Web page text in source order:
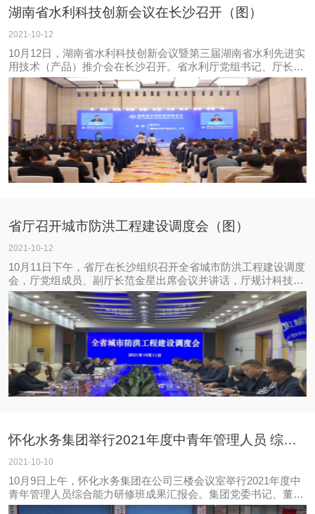
湖南省水利科技创新会议在长沙召开（图）
2021-10-12
10月12日，湖南省水利科技创新会议暨第三届湖南省水利先进实
用技术（产品）推介会在长沙召开。省水利厅党组书记、厅长颜
学毛出席并致开幕词。水利部科技推广中心，湖南省科学技术协
会，湖南省科技厅相关负责人出席并讲话。厅党组副书记、副厅
长罗毅君作主旨报告。
省厅召开城市防洪工程建设调度会（图）
2021-10-12
10月11日下午，省厅在长沙组织召开全省城市防洪工程建设调度
会，厅党组成员、副厅长范金星出席会议并讲话，厅规计科技
处、建设处以及相关市水利局、县市区人民政府和水利局负责同
志参加会议。
怀化水务集团举行2021年度中青年管理人员 综合能力研修班成果汇报会
2021-10-10
10月9日上午，怀化水务集团在公司三楼会议室举行2021年度中
青年管理人员综合能力研修班成果汇报会。集团党委书记、董事
长杨秀和出席并讲话，集团党委副书记、总经理杨琛飞，副总经